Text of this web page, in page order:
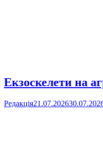
Екзоскелети на
Редакція21.07.2026